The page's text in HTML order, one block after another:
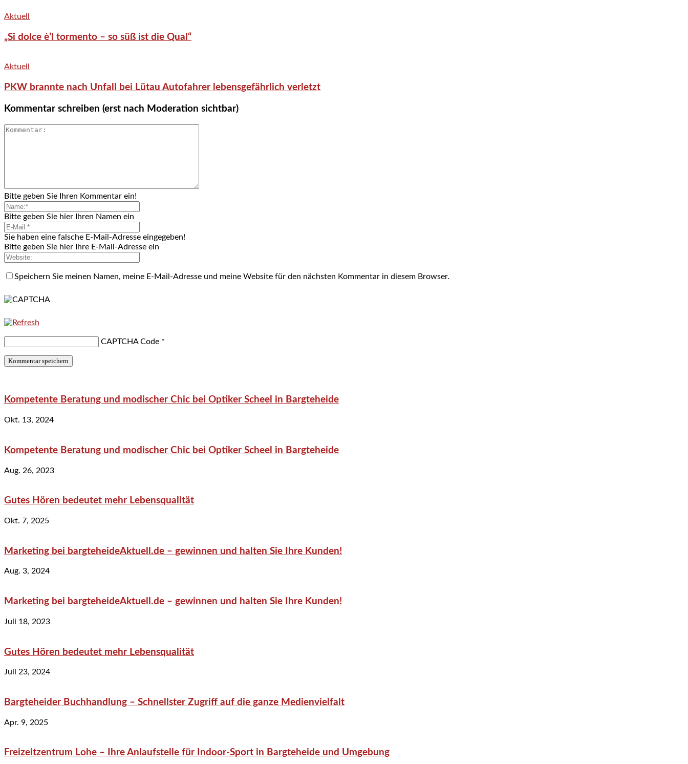
Aktuell
„Si dolce è’l tormento – so süß ist die Qual“
Aktuell
PKW brannte nach Unfall bei Lütau Autofahrer lebensgefährlich verletzt
Kommentar schreiben (erst nach Moderation sichtbar)
Bitte geben Sie Ihren Kommentar ein!
Bitte geben Sie hier Ihren Namen ein
Sie haben eine falsche E-Mail-Adresse eingegeben!
Bitte geben Sie hier Ihre E-Mail-Adresse ein
Speichern Sie meinen Namen, meine E-Mail-Adresse und meine Website für den nächsten Kommentar in diesem Browser.
CAPTCHA Code *
Kompetente Beratung und modischer Chic bei Optiker Scheel in Bargteheide
Okt. 13, 2024
Kompetente Beratung und modischer Chic bei Optiker Scheel in Bargteheide
Aug. 26, 2023
Gutes Hören bedeutet mehr Lebensqualität
Okt. 7, 2025
Marketing bei bargteheideAktuell.de – gewinnen und halten Sie Ihre Kunden!
Aug. 3, 2024
Marketing bei bargteheideAktuell.de – gewinnen und halten Sie Ihre Kunden!
Juli 18, 2023
Gutes Hören bedeutet mehr Lebensqualität
Juli 23, 2024
Bargteheider Buchhandlung – Schnellster Zugriff auf die ganze Medienvielfalt
Apr. 9, 2025
Freizeitzentrum Lohe – Ihre Anlaufstelle für Indoor-Sport in Bargteheide und Umgebung